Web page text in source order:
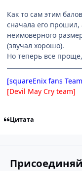
Как то сам этим
сначала его прошил,
неимоверного
(звучал хорошо).
Но теперь все
[squareEnix fans
[Devil May Cry team]
Цитата